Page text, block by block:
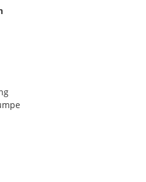
gemeinschaftlich
Liegen, Hollywood
Luftwärmepumpe über eine
Apartments mittels
befindet sich
integriert.
TV und Smart TV